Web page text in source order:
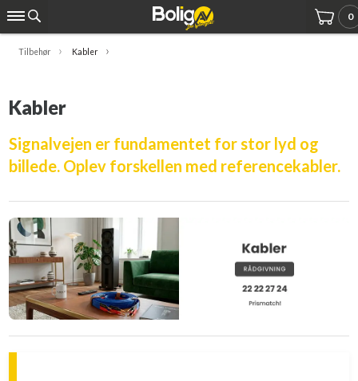
0
Tilbehør Kabler
Kabler
Signalvejen er fundamentet for stor lyd og
billede. Oplev forskellen med referencekabler.